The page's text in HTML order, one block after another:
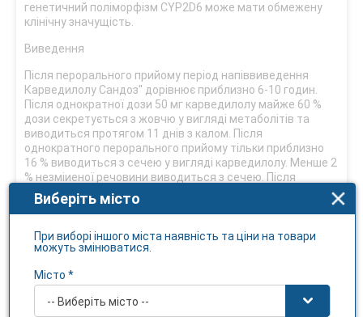
генетичний поліморфізм CYP2D6 може мати обмежену
клінічну значущість.
Виведення
Після перорального прийому період напіввиведення
Карведилолу Сандоз" дорівнює приблизно 6-10 годин.
Після однократної дози 50 мг карведилолу майже 60 %
дози секретується з жовчю у вигляді метаболітів та
виводиться протягом 11 днів з калом. Після
однократного перорального прийому тільки приблизно
16 % виводиться з сечею у вигляді карведилолу. Менше 2
% незміиеної речовини виводиться з сечею. Після
внутрішньовенної інфузії 12,5 мг у здорових добровольців
плазмовий кліренс карведилолу становить біля 600 мл/
період напіввиведення капсули 50 мг становив
приблизно 6,5 годин, що відповідає дійсному періоду
загальний кліренс S-карведилолу приблизно вдвічі
перевищує значення R-карведилолу.
Виберіть місто
При виборі іншого міста наявність та ціни на товари
можуть змінюватися.
Місто *
-- Виберіть місто --